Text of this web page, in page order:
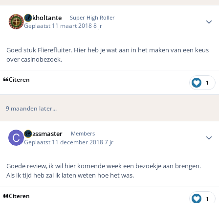
Gokholtante Super High Roller
Geplaatst 11 maart 20188 jr
Goed stuk Flierefluiter. Hier heb je wat aan in het maken van een keus
over casinobezoek.
Citeren 1
9 maanden later...
Chessmaster Members
Geplaatst 11 december 20187 jr
Goede review, ik wil hier komende week een bezoekje aan brengen.
Als ik tijd heb zal ik laten weten hoe het was.
Citeren 1